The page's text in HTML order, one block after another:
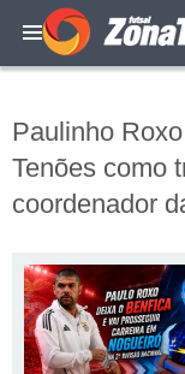
Paulinho
Tenões como
coordenador